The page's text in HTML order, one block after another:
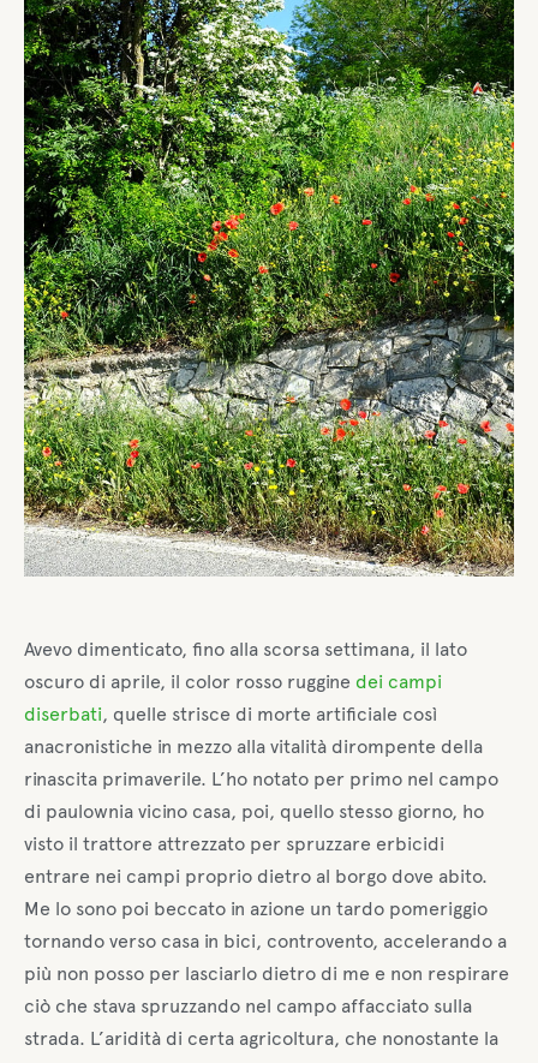
Avevo dimenticato, fino alla scorsa settimana, il lato
oscuro di aprile, il color rosso ruggine dei campi
diserbati, quelle strisce di morte artificiale così
anacronistiche in mezzo alla vitalità dirompente della
rinascita primaverile. L’ho notato per primo nel campo
di paulownia vicino casa, poi, quello stesso giorno, ho
visto il trattore attrezzato per spruzzare erbicidi
entrare nei campi proprio dietro al borgo dove abito.
Me lo sono poi beccato in azione un tardo pomeriggio
tornando verso casa in bici, controvento, accelerando a
più non posso per lasciarlo dietro di me e non respirare
ciò che stava spruzzando nel campo affacciato sulla
strada. L’aridità di certa agricoltura, che nonostante la